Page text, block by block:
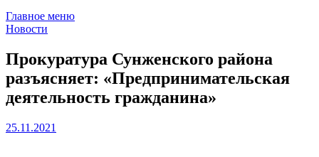
Главное меню
Новости
Прокуратура Сунженского района
разъясняет: «Предпринимательская
деятельность гражданина»
25.11.2021